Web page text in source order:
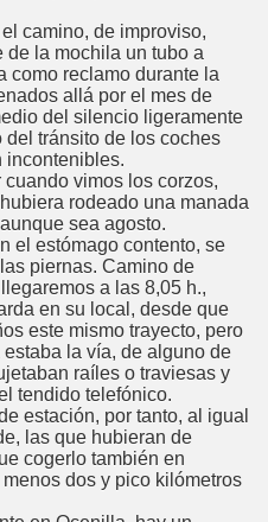
camino, de improviso,
de la mochila un tubo a
como reclamo durante la
allá por el mes de
del silencio ligeramente
tránsito de los coches
incontenibles.
vimos los corzos,
rodeado una manada
sea agosto.
el estómago contento, se
piernas. Camino de
a las 8,05 h.,
en su local, desde que
este mismo trayecto, pero
la vía, de alguno de
raíles o traviesas y
tendido telefónico.
estación, por tanto, al igual
las que hubieran de
cogerlo también en
dos y pico kilómetros